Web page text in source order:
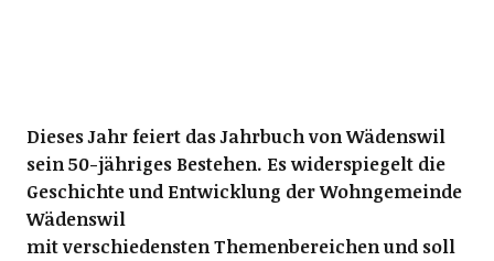
Dieses Jahr feiert das Jahrbuch von Wädenswil
sein 50-jähriges Bestehen. Es widerspiegelt die
Geschichte und Entwicklung der Wohngemeinde
Wädenswil
mit verschiedensten Themenbereichen und soll